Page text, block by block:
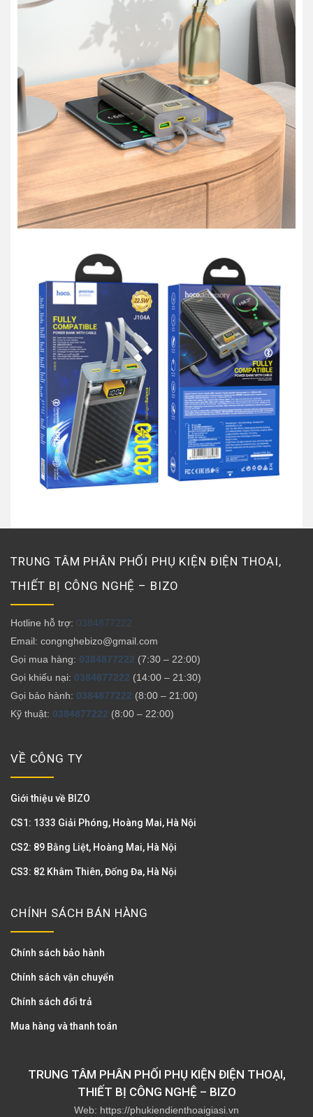
TRUNG TÂM PHÂN PHỐI PHỤ KIỆN ĐIỆN THOẠI,
THIẾT BỊ CÔNG NGHỆ – BIZO
Hotline hỗ trợ: 0384877222
Email: congnghebizo@gmail.com
Gọi mua hàng: 0384877222 (7:30 – 22:00)
Gọi khiếu nại: 0384877222 (14:00 – 21:30)
Gọi bảo hành: 0384877222 (8:00 – 21:00)
Kỹ thuật: 0384877222 (8:00 – 22:00)
VỀ CÔNG TY
Giới thiệu về BIZO
CS1: 1333 Giải Phóng, Hoàng Mai, Hà Nội
CS2: 89 Bằng Liệt, Hoàng Mai, Hà Nội
CS3: 82 Khâm Thiên, Đống Đa, Hà Nội
CHÍNH SÁCH BÁN HÀNG
Chính sách bảo hành
Chính sách vận chuyển
Chính sách đổi trả
Mua hàng và thanh toán
TRUNG TÂM PHÂN PHỐI PHỤ KIỆN ĐIỆN THOẠI,
THIẾT BỊ CÔNG NGHỆ – BIZO
Web: https://phukiendienthoaigiasi.vn